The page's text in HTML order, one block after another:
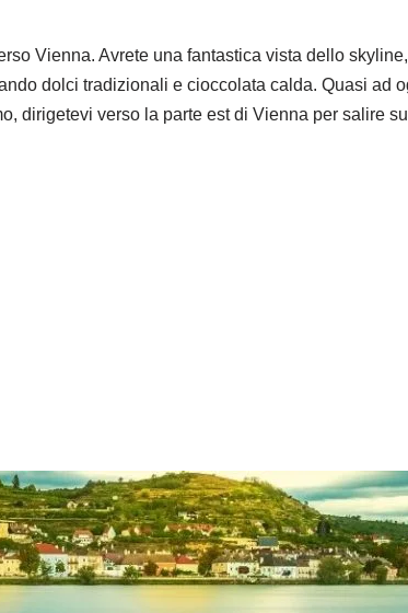
Vienna. Avrete una fantastica vista dello
dolci tradizionali e cioccolata calda. Quasi
dirigetevi verso la parte est di Vienna per salire